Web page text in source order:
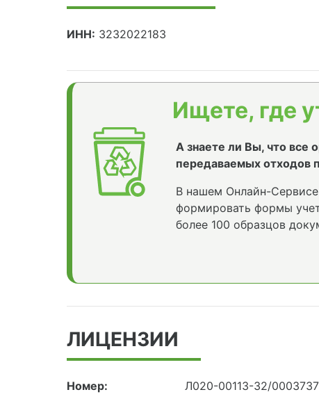
ИНН: 3232022183
Ищете, где
А знаете ли Вы, что все
передаваемых отходов
В нашем Онлайн-
формировать формы
более 100 образцов
ЛИЦЕНЗИИ
Номер:
Л020-00113-32/